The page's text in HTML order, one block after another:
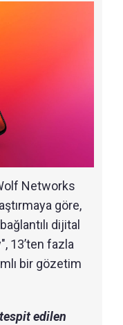
Networks
göre,
dijital
13’ten fazla
bir gözetim
edilen